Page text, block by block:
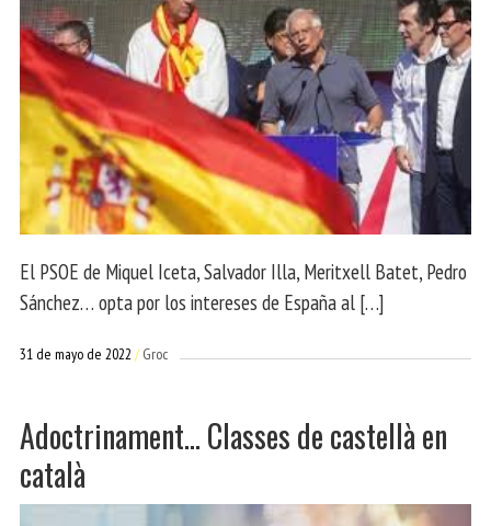
El PSOE de Miquel Iceta, Salvador Illa, Meritxell Batet, Pedro
Sánchez… opta por los intereses de España al […]
31 de mayo de 2022 Groc
Adoctrinament… Classes de castellà en
català